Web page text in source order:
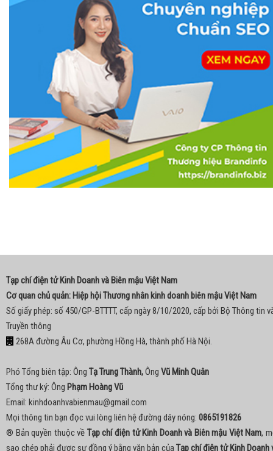
Tạp chí điện tử Kinh Doanh và Biên mậu Việt Nam
Cơ quan chủ quản: Hiệp hội Thương nhân kinh doanh biên mậu Việt Nam
Số giấy phép: số 450/GP-BTTTT, cấp ngày 8/10/2020, cấp bởi Bộ Thông tin
Truyền thông
268A đường Âu Cơ, phường Hồng Hà, thành phố Hà Nội.
Phó Tổng biên tập: Ông Tạ Trung Thành,Ông Vũ Minh Quân
Tổng thư ký: Ông Phạm Hoàng Vũ
Email: kinhdoanhvabienmau@gmail.com
Mọi thông tin bạn đọc vui lòng liên hệ đường dây nóng: 0865191826
® Bản quyền thuộc về Tạp chí điện tử Kinh Doanh và Biên mậu Việt Nam,
sao chép phải được sự đồng ý bằng văn bản củaTạp chí điện tử Kinh Doanh